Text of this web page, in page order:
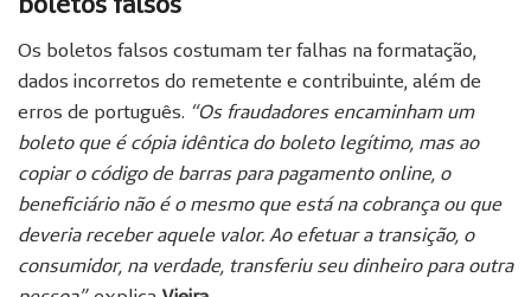
Os boletos falsos costumam ter falhas na formatação,
dados incorretos do remetente e contribuinte, além de
erros de português. “Os fraudadores encaminham um
boleto que é cópia idêntica do boleto legítimo, mas ao
copiar o código de barras para pagamento online, o
beneficiário não é o mesmo que está na cobrança ou que
deveria receber aquele valor. Ao efetuar a transição, o
consumidor, na verdade, transferiu seu dinheiro para outra